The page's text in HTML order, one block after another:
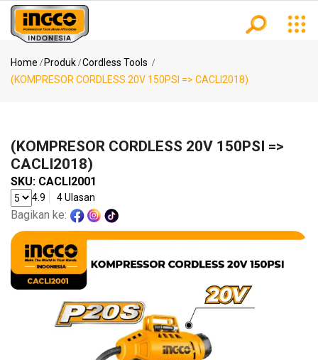
MESIN
BOR ..
KOMPRESOR
..
GUN..
(MESIN
Home Produk Cordless Tools
(KOMPRESOR CORDLESS 20V 150PSI => CACLI2018)
(KOMPRESOR CORDLESS 20V 150PSI =>
CACLI2018)
SKU: CACLI2001
4.9 4 Ulasan
Bagikan ke:
Kategori
Air
Tools
Measuring
Notifikasi